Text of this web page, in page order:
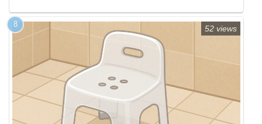
52 views